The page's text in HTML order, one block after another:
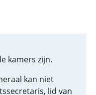
kamers zijn.
kan niet
lid van